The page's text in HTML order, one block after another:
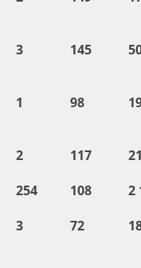
3 145
1 98
2 117
254 108
2
3 72